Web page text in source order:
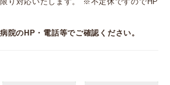
。
院のHP・電話等でご確認ください。